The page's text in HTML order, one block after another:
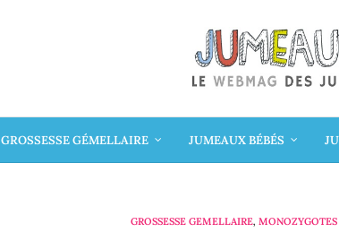
GROSSESSE GÉMELLAIRE JUMEAUX BÉBÉS
GROSSESSE GEMELLAIRE,